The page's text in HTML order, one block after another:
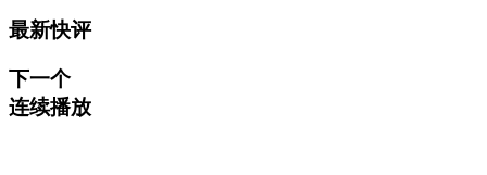
最新快评
下一个
连续播放